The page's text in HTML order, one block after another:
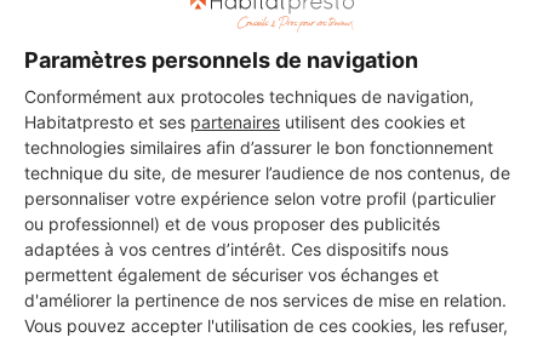
Paramètres personnels de navigation
Conformément aux protocoles techniques de navigation,
Habitatpresto et ses partenaires utilisent des cookies et
technologies similaires afin d’assurer le bon fonctionnement
technique du site, de mesurer l’audience de nos contenus, de
personnaliser votre expérience selon votre profil (particulier
ou professionnel) et de vous proposer des publicités
adaptées à vos centres d’intérêt. Ces dispositifs nous
permettent également de sécuriser vos échanges et
d'améliorer la pertinence de nos services de mise en relation.
Vous pouvez accepter l'utilisation de ces cookies, les refuser,
DEMANDER UN DEVIS
Les 1 autres Installateurs
d'alarmes pour vos travaux à
Montech